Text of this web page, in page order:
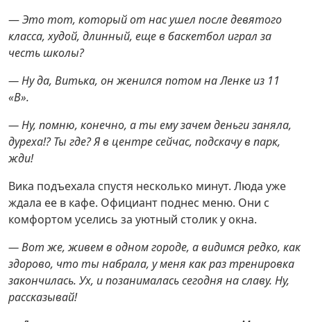
—Это тот, который от нас ушел после девятого
класса, худой, длинный, еще в баскетбол играл за
честь школы?
— Ну да, Витька, он женился потом на Ленке из 11
«В».
— Ну, помню, конечно, а ты ему зачем деньги заняла,
дуреха!? Ты где? Я в центре сейчас, подскачу в парк,
жди!
Вика подъехала спустя несколько минут. Люда уже
ждала ее в кафе. Официант поднес меню. Они с
комфортом уселись за уютный столик у окна.
— Вот же, живем в одном городе, а видимся редко, как
здорово, что ты набрала, у меня как раз тренировка
закончилась. Ух, и позанималась сегодня на славу. Ну,
рассказывай!